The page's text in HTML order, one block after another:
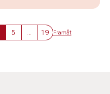
5 19 Framåt